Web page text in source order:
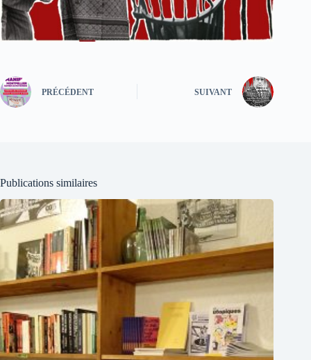
PRÉCÉDENT SUIVANT
Publications similaires